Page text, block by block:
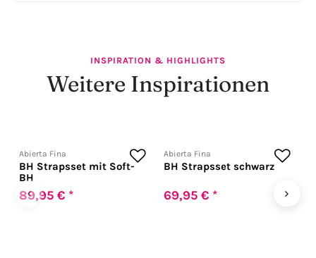
INSPIRATION & HIGHLIGHTS
Weitere Inspirationen
‹
Abierta Fina
BH Strapsset mit Soft-
BH
89,95 € *
Abierta Fina
BH Strapsset schwarz
69,95 € * ›